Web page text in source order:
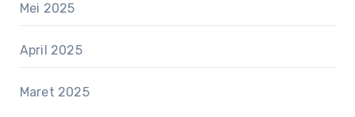
Mei 2025
April 2025
Maret 2025